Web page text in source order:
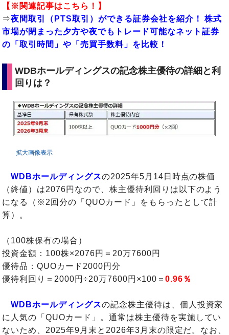
【※関連記事はこちら！】
⇒夜間取引（PTS取引）ができる証券会社を紹介！ 株式
市場が閉まった夕方や夜でもトレード可能なネット証券
の「取引時間」や「売買手数料」を比較！
WDBホールディングスの記念株主優待の詳細と利
回りは？
拡大画像表示
WDBホールディングスの2025年5月14日時点の株価
（終値）は2076円なので、株主優待利回りは以下のよう
になる（※2回分の「QUOカード」をもらったとして計
算）。
（100株保有の場合）
投資金額：100株×2076円＝20万7600円
優待品：QUOカード2000円分
優待利回り＝2000円÷20万7600円×100＝0.96％
WDBホールディングスの記念株主優待は、個人投資家
に人気の「QUOカード」。通常は株主優待を実施してい
ないため、2025年9月末と2026年3月末の限定だ。なお、